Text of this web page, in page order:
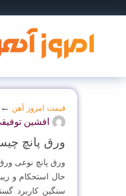
قیمت امروز آهن ←
افشین
ورق پانچ
ورق پانچ نوعی
حال استحکام و
سنگین کاربرد